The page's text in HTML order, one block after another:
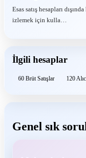
Esas satış hesapları
izlemek için kulla…
İlgili hesaplar
60 Brüt Satışlar 120
Genel sık